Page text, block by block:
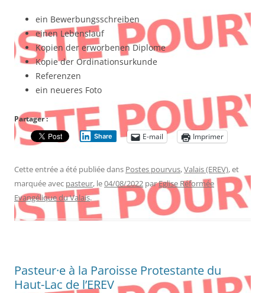
ein Bewerbungsschreiben
einen Lebenslauf
Kopien der erworbenen Diplome
Kopie der Ordinationsurkunde
Referenzen
ein neueres Foto
Partager :
Share E-mail Imprimer
Cette entrée a été publiée dans Postes pourvus,Valais (EREV), et
marquée avec pasteur, le04/08/2022 parEglise Réformée
Evangélique du Valais.
Pasteur·e à la Paroisse Protestante du
Haut-Lac de l’EREV